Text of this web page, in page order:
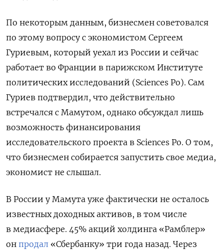
По некоторым данным, бизнесмен советовался
по этому вопросу с экономистом Сергеем
Гуриевым, который уехал из России и сейчас
работает во Франции в парижском Институте
политических исследований (Sciences Po). Сам
Гуриев подтвердил, что действительно
встречался с Мамутом, однако обсуждал лишь
возможность финансирования
исследовательского проекта в Sciences Po. О том,
что бизнесмен собирается запустить свое медиа,
экономист не слышал.
В России у Мамута уже фактически не осталось
известных доходных активов, в том числе
в медиасфере. 45% акций холдинга «Рамблер»
он продал «Сбербанку» три года назад. Через